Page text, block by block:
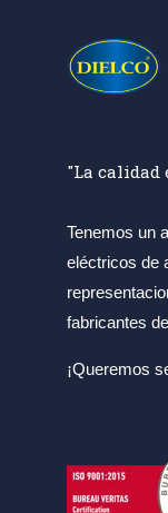
"La calidad
Tenemos un
eléctricos de
fabricantes
¡Queremos